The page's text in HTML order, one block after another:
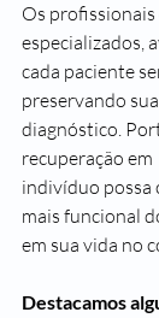
Os profissionais
especializados,
cada paciente
preservando
diagnóstico.
recuperação
indivíduo possa
mais funcional
em sua vida no
Destacamos